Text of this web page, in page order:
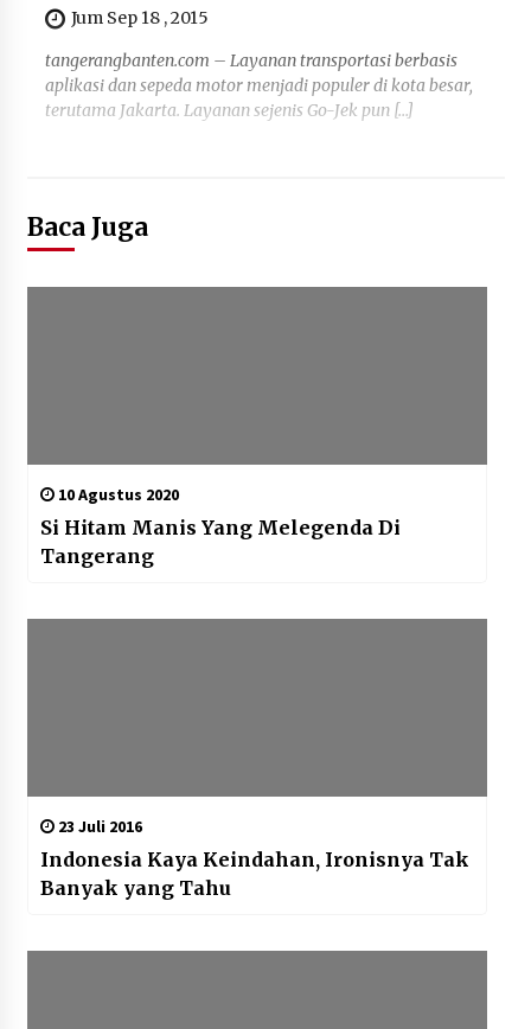
Jum Sep 18 , 2015
tangerangbanten.com – Layanan transportasi berbasis
aplikasi dan sepeda motor menjadi populer di kota besar,
terutama Jakarta. Layanan sejenis Go-Jek pun […]
Baca Juga
10 Agustus 2020
Si Hitam Manis Yang Melegenda Di
Tangerang
23 Juli 2016
Indonesia Kaya Keindahan, Ironisnya Tak
Banyak yang Tahu